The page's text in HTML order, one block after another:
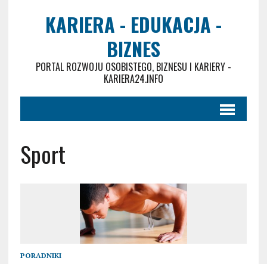
KARIERA - EDUKACJA -
BIZNES
PORTAL ROZWOJU OSOBISTEGO, BIZNESU I KARIERY -
KARIERA24.INFO
Sport
PORADNIKI